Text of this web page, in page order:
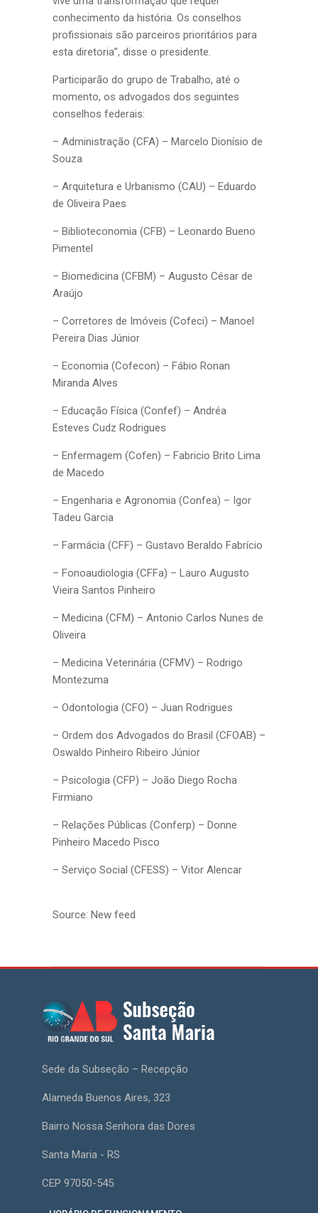
conhecimento da história. Os conselhos
profissionais são parceiros prioritários para
esta diretoria”, disse o presidente.
Participarão do grupo de Trabalho, até o
momento, os advogados dos seguintes
conselhos federais:
– Administração (CFA) – Marcelo Dionísio de
Souza
– Arquitetura e Urbanismo (CAU) – Eduardo
de Oliveira Paes
– Biblioteconomia (CFB) – Leonardo Bueno
Pimentel
– Biomedicina (CFBM) – Augusto César de
Araújo
– Corretores de Imóveis (Cofeci) – Manoel
Pereira Dias Júnior
– Economia (Cofecon) – Fábio Ronan
Miranda Alves
– Educação Física (Confef) – Andréa
Esteves Cudz Rodrigues
– Enfermagem (Cofen) – Fabricio Brito Lima
de Macedo
– Engenharia e Agronomia (Confea) – Igor
Tadeu Garcia
– Farmácia (CFF) – Gustavo Beraldo Fabrício
– Fonoaudiologia (CFFa) – Lauro Augusto
Vieira Santos Pinheiro
– Medicina (CFM) – Antonio Carlos Nunes de
Oliveira
– Medicina Veterinária (CFMV) – Rodrigo
Montezuma
– Odontologia (CFO) – Juan Rodrigues
– Ordem dos Advogados do Brasil (CFOAB) –
Oswaldo Pinheiro Ribeiro Júnior
– Psicologia (CFP) – João Diego Rocha
Firmiano
– Relações Públicas (Conferp) – Donne
Pinheiro Macedo Pisco
– Serviço Social (CFESS) – Vitor Alencar
Source: New feed
Sede da Subseção – Recepção
Alameda Buenos Aires, 323
Bairro Nossa Senhora das Dores
Santa Maria - RS
CEP 97050-545